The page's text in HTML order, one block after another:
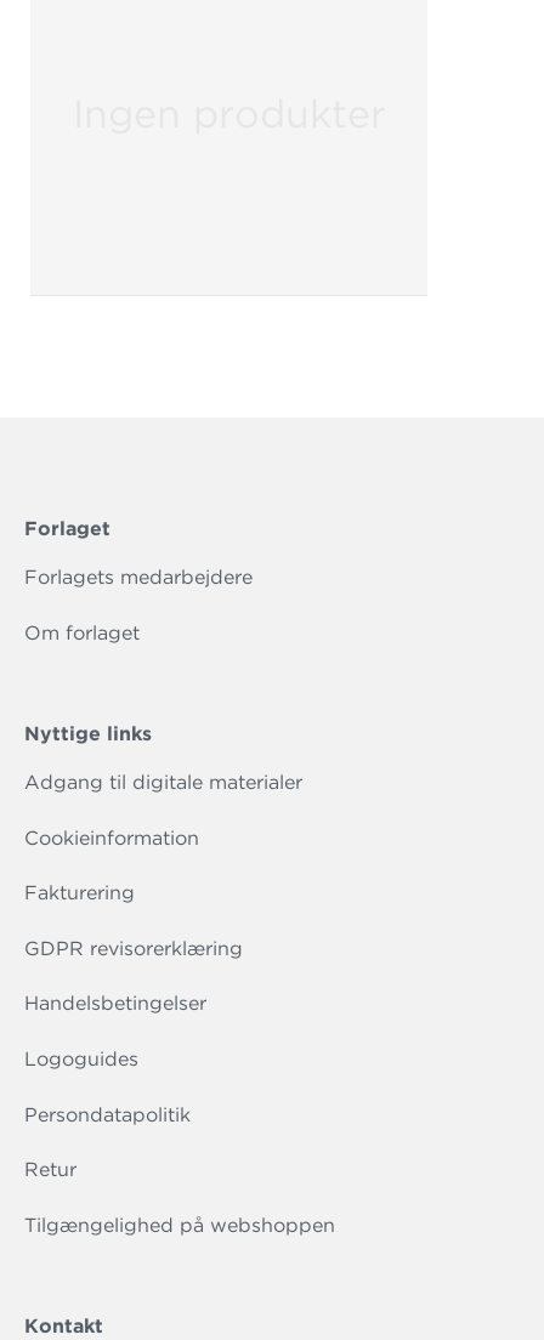
Forlaget
Forlagets medarbejdere
Om forlaget
Nyttige links
Adgang til digitale materialer
Cookieinformation
Fakturering
GDPR revisorerklæring
Handelsbetingelser
Logoguides
Persondatapolitik
Retur
Tilgængelighed på webshoppen
Kontakt